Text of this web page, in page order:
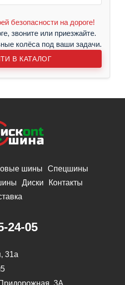
безопасности на дороге!
звоните или приезжайте.
колёса под ваши задачи.
В КАТАЛОГ
шины
Спецшины
Диски
Контакты
24-05
31а